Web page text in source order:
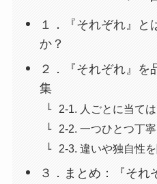
１．『それぞれ』と
か？
２．『それぞれ』を
集
2-1. 人ごとに当て
2-2. 一つひとつ丁
2-3. 違いや独自性
３．まとめ：『それ